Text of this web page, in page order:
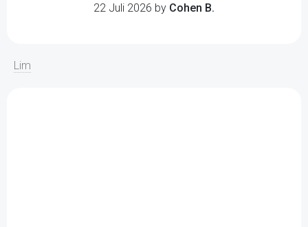
22 Juli 2026 by Cohen B.
Lim